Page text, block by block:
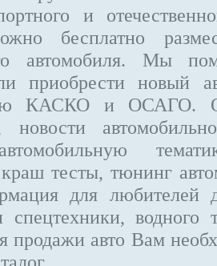
и
бесплатно
автомобиля. Мы
приобрести новый
КАСКО и ОСАГО.
новости
тесты, тюнинг
для любителей
спецтехники, водного
продажи авто Вам